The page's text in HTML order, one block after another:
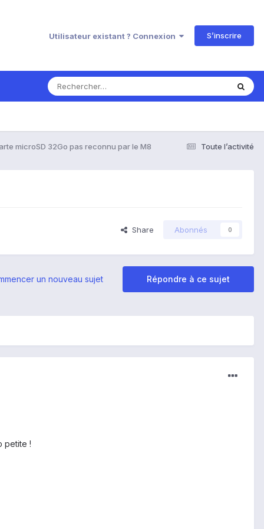
Utilisateur existant ? Connexion S’inscrire
Toute l’activité
microSD 32Go pas reconnu par le M8
Share Abonnés 0
Répondre à ce sujet
un nouveau sujet
petite !